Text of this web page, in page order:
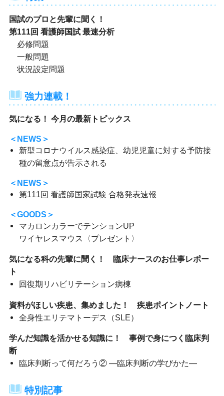
国試のプロと先輩に聞く！
第111回 看護師国試 最速分析
必修問題
一般問題
状況設定問題
強力連載！
気になる！ 今月の最新トピックス
＜NEWS＞
新型コロナウイルス感染症、幼児児童に対する予防接
種の留意点が告示される
＜NEWS＞
第111回 看護師国家試験 合格発表速報
＜GOODS＞
マカロンカラーでテンションUP
ワイヤレスマウス〈プレゼント〉
気になる科の先輩に聞く！ 臨床ナースのお仕事レポー
ト
回復期リハビリテーション病棟
資料がほしい疾患、集めました！ 疾患ポイントノート
全身性エリテマトーデス（SLE）
学んだ知識を活かせる知識に！ 事例で身につく臨床判
断
臨床判断って何だろう② ―臨床判断の学びかた―
特別記事